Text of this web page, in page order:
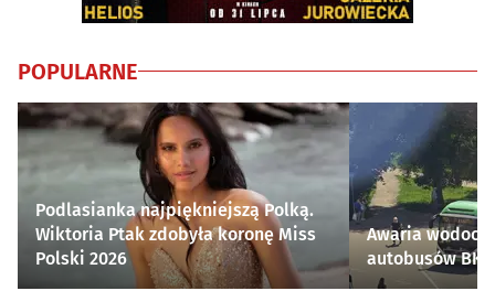
POPULARNE
Podlasianka najpiękniejszą Polką.
Wiktoria Ptak zdobyła koronę Miss
Polski 2026
Awaria
autobusów